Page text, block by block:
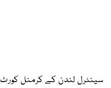
سینٹرل لندن کے کرمنل